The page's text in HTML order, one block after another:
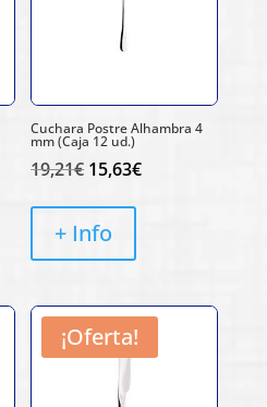
Cuchara Postre Alhambra 4
mm (Caja 12 ud.)
19,21€ El
original
era:
15,63€El
+ Info
¡Oferta!